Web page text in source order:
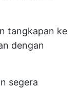
tangkapan ke
dengan
segera